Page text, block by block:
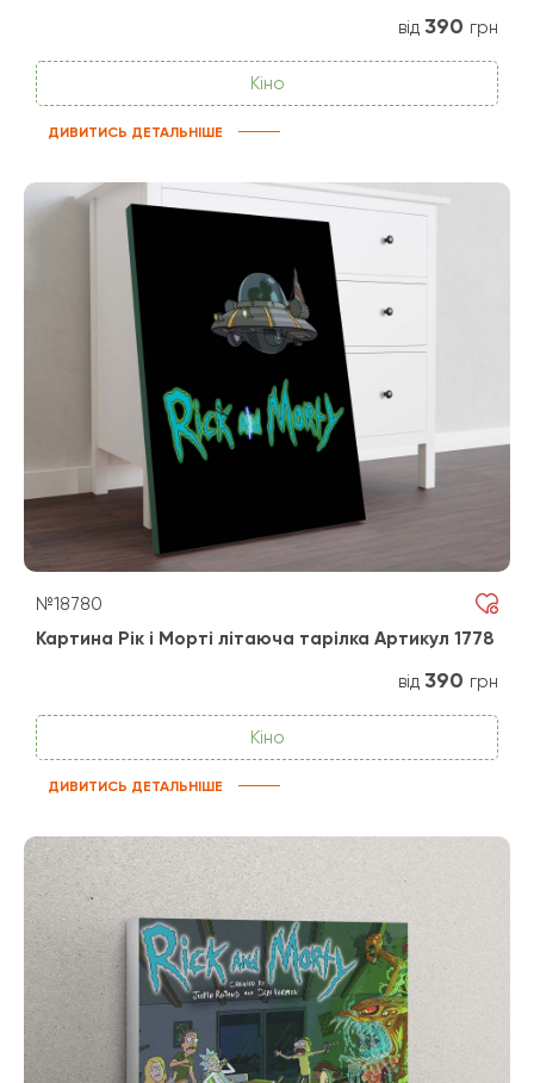
від 390 грн
Кіно
ДИВИТИСЬ ДЕТАЛЬНІШЕ
№18780
Картина Рік і Морті літаюча тарілка Артикул 1778
від 390 грн
Кіно
ДИВИТИСЬ ДЕТАЛЬНІШЕ